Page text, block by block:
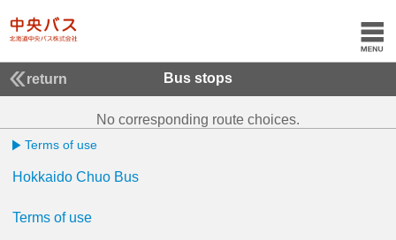
return Bus stops
No corresponding route choices.
Terms of use
Hokkaido Chuo Bus
Terms of use